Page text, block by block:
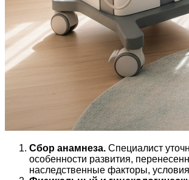
Сбор анамнеза. Специалист
особенности развития,
наследственные факторы,